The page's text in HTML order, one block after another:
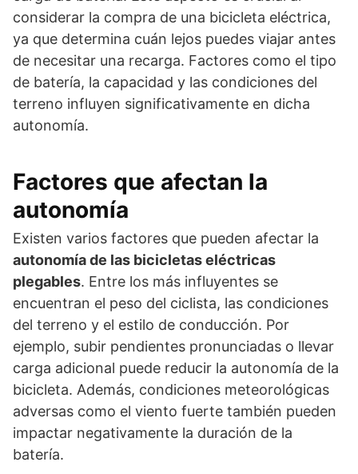
considerar la compra de una bicicleta eléctrica,
ya que determina cuán lejos puedes viajar antes
de necesitar una recarga. Factores como el tipo
de batería, la capacidad y las condiciones del
terreno influyen significativamente en dicha
autonomía.
Factores que afectan la
autonomía
Existen varios factores que pueden afectar la
autonomía de las bicicletas eléctricas
plegables. Entre los más influyentes se
encuentran el peso del ciclista, las condiciones
del terreno y el estilo de conducción. Por
ejemplo, subir pendientes pronunciadas o llevar
carga adicional puede reducir la autonomía de la
bicicleta. Además, condiciones meteorológicas
adversas como el viento fuerte también pueden
impactar negativamente la duración de la
batería.